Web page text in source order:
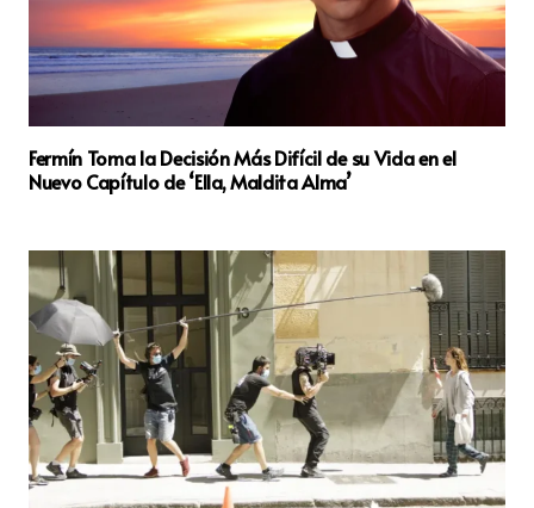
Fermín Toma la Decisión Más Difícil de su Vida en el
Nuevo Capítulo de ‘Ella, Maldita Alma’